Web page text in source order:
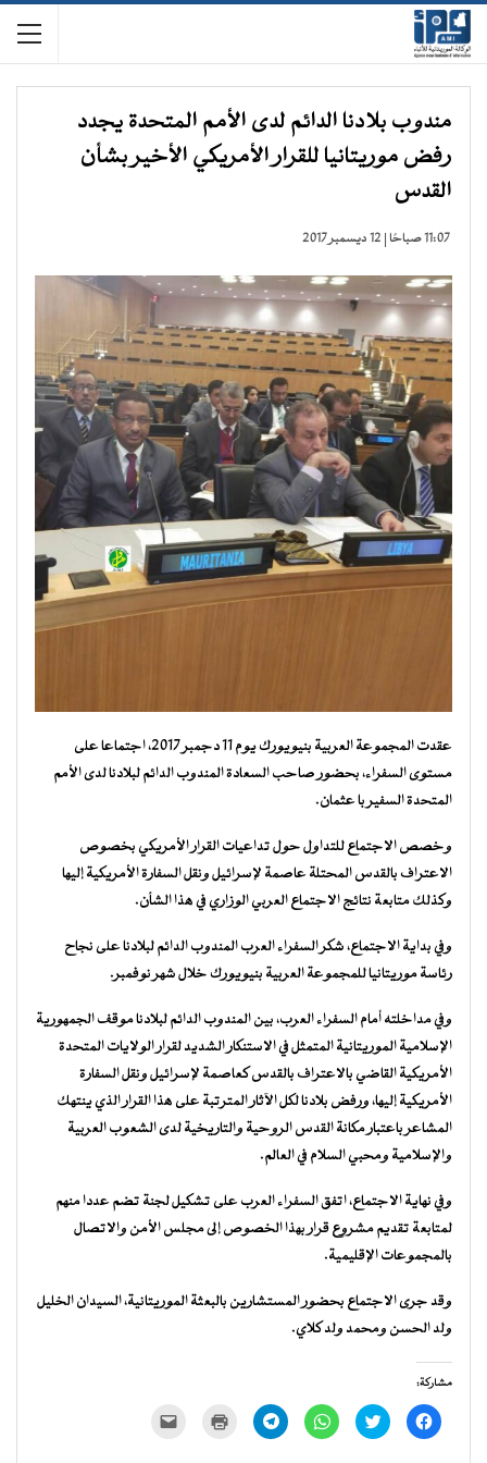
مندوب بلادنا الدائم لدى الأمم المتحدة يجدد
رفض موريتانيا للقرار الأمريكي الأخير بشأن
القدس
11:07 صباحًا | 12 ديسمبر 2017
عقدت المجموعة العربية بنيويورك يوم 11 دجمبر 2017، اجتماعا على
مستوى السفراء، بحضور صاحب السعادة المندوب الدائم لبلادنا لدى الأمم
المتحدة السفير با عثمان.
وخصص الاجتماع للتداول حول تداعيات القرار الأمريكي بخصوص
الاعتراف بالقدس المحتلة عاصمة لإسرائيل ونقل السفارة الأمريكية إليها
وكذلك متابعة نتائج الاجتماع العربي الوزاري في هذا الشأن.
وفي بداية الاجتماع، شكر السفراء العرب المندوب الدائم لبلادنا على نجاح
رئاسة موريتانيا للمجموعة العربية بنيويورك خلال شهر نوفمبر.
وفي مداخلته أمام السفراء العرب، بين المندوب الدائم لبلادنا موقف الجمهورية
الإسلامية الموريتانية المتمثل في الاستنكار الشديد لقرار الولايات المتحدة
الأمريكية القاضي بالاعتراف بالقدس كعاصمة لإسرائيل ونقل السفارة
الأمريكية إليها، ورفض بلادنا لكل الآثار المترتبة على هذا القرار الذي ينتهك
المشاعر باعتبار مكانة القدس الروحية والتاريخية لدى الشعوب العربية
والإسلامية ومحبي السلام في العالم.
وفي نهاية الاجتماع، اتفق السفراء العرب على تشكيل لجنة تضم عددا منهم
لمتابعة تقديم مشروع قرار بهذا الخصوص إلى مجلس الأمن والاتصال
بالمجموعات الإقليمية.
وقد جرى الاجتماع بحضور المستشارين بالبعثة الموريتانية، السيدان الخليل
ولد الحسن ومحمد ولد كلاي.
مشاركة:
انقر
للمشاركة
اضغط
للمشاركة
انقر
للمشاركة
انقر
للمشاركة للطباعة